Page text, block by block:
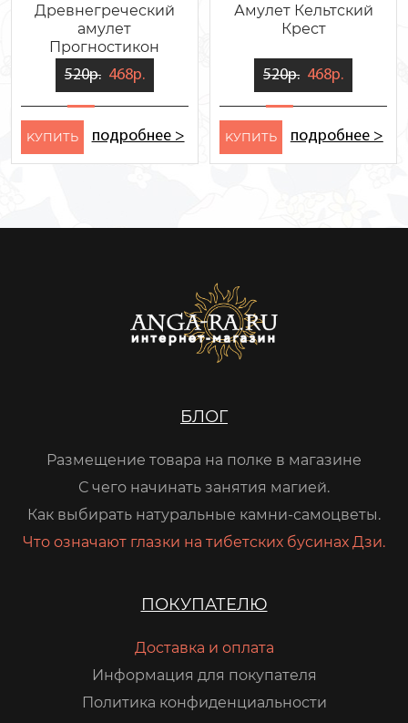
Древнегреческий
амулет
Прогностикон
520р. 468р.
KУПИТЬ подробнее >
Амулет Кельтский
Крест
520р. 468р.
KУПИТЬ подробнее >
БЛОГ
Размещение товара на полке в магазине
С чего начинать занятия магией.
Как выбирать натуральные камни-самоцветы.
Что означают глазки на тибетских бусинах Дзи.
ПОКУПАТЕЛЮ
Доставка и оплата
Информация для покупателя
Политика конфиденциальности